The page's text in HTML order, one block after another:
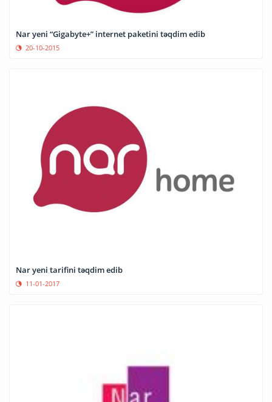
Nar yeni “Gigabyte+” internet paketini təqdim edib
20-10-2015
Nar yeni tarifini təqdim edib
11-01-2017